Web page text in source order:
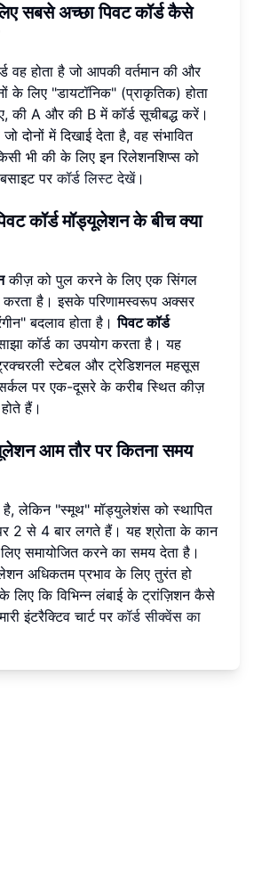
सबसे अच्छा पिवट कॉर्ड कैसे
वह होता है जो आपकी वर्तमान की और
के लिए "डायटॉनिक" (प्राकृतिक) होता
A और की B में कॉर्ड सूचीबद्ध करें।
दोनों में दिखाई देता है, वह संभावित
भी की के लिए इन रिलेशनशिप्स को
परकॉर्ड लिस्ट देखें।
कॉर्ड मॉड्यूलेशन के बीच क्या
कीज़ को पुल करने के लिए एक सिंगल
करता है। इसके परिणामस्वरूप अक्सर
बदलाव होता है।पिवट कॉर्ड
कॉर्ड का उपयोग करता है। यह
स्टेबल और ट्रेडिशनल महसूस
सर्कल पर एक-दूसरे के करीब स्थित कीज़
हैं।
आम तौर पर कितना समय
है, लेकिन "स्मूथ" मॉड्युलेशंस को स्थापित
2 से 4 बार लगते हैं। यह श्रोता के कान
समायोजित करने का समय देता है।
अधिकतम प्रभाव के लिए तुरंत हो
कि विभिन्न लंबाई के ट्रांज़िशन कैसे
इंटरैक्टिव चार्ट परकॉर्ड सीक्वेंस का